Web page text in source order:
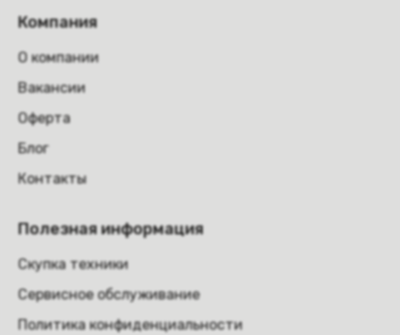
Компания
О компании
Вакансии
Оферта
Блог
Контакты
Полезная информация
Скупка техники
Сервисное обслуживание
Политика конфиденциальности